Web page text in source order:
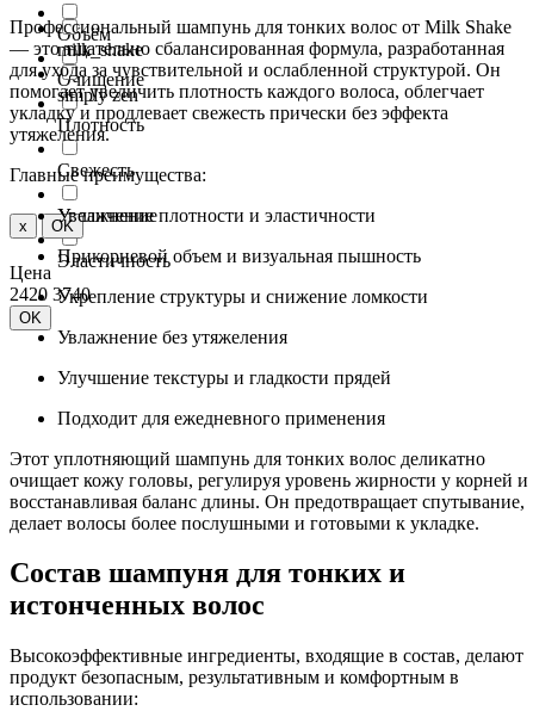
Объём
Очищение
Плотность
Свежесть
Увлажнение
Эластичность
milk_shake
simply zen
x OK
Цена
2420 3740
OK
Профессиональный шампунь для тонких волос от Milk Shake
— это тщательно сбалансированная формула, разработанная
для ухода за чувствительной и ослабленной структурой. Он
помогает увеличить плотность каждого волоса, облегчает
укладку и продлевает свежесть прически без эффекта
утяжеления.
Главные преимущества:
Увеличение плотности и эластичности
Прикорневой объем и визуальная пышность
Укрепление структуры и снижение ломкости
Увлажнение без утяжеления
Улучшение текстуры и гладкости прядей
Подходит для ежедневного применения
Этот уплотняющий шампунь для тонких волос деликатно
очищает кожу головы, регулируя уровень жирности у корней и
восстанавливая баланс длины. Он предотвращает спутывание,
делает волосы более послушными и готовыми к укладке.
Состав шампуня для тонких и
истонченных волос
Высокоэффективные ингредиенты, входящие в состав, делают
продукт безопасным, результативным и комфортным в
использовании: